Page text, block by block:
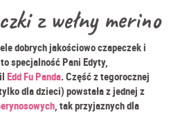
z wełny merino
dobrych jakościowo czapeczek i
specjalność Pani Edyty,
Edd Fu Panda. Część z tegorocznej
dla dzieci) powstała z jednej z
, tak przyjaznych dla